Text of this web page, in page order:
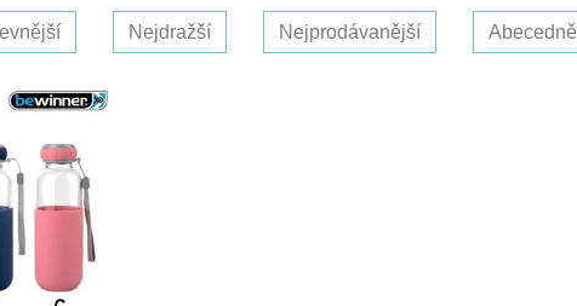
Nejdražší Nejprodávanější Abecedně